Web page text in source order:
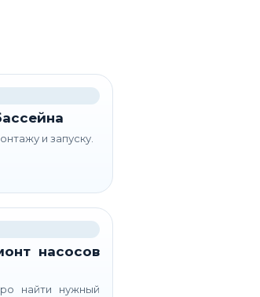
и запуску.
насосов
найти нужный